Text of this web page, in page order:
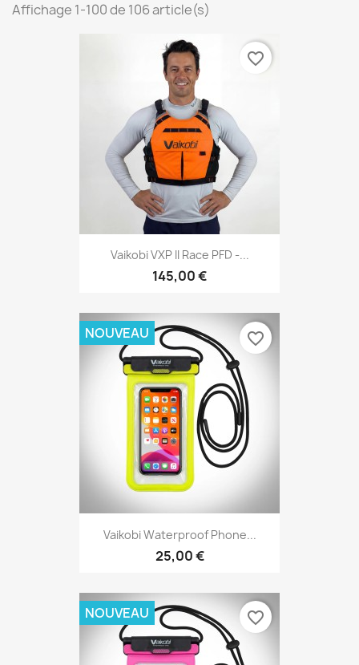
Affichage 1-100 de 106 article(s)
Vaikobi VXP II Race PFD -...
145,00 €
favorite_border
Vaikobi Waterproof Phone...
25,00 €
NOUVEAU favorite_border
NOUVEAU favorite_border